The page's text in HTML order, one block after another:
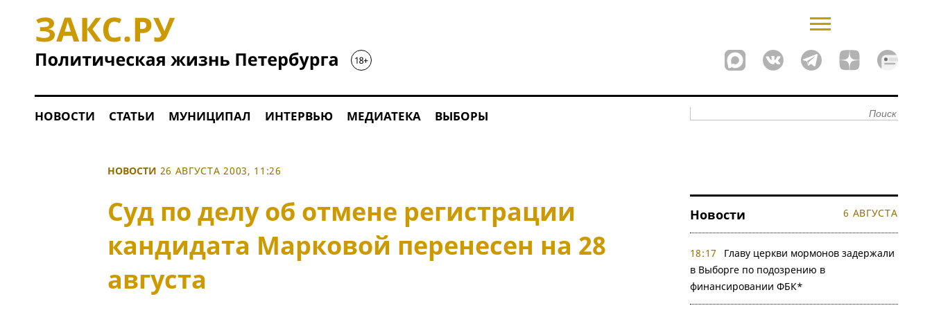
НОВОСТИ СТАТЬИ МУНИЦИПАЛ ИНТЕРВЬЮ МЕДИАТЕКА ВЫБОРЫ
НОВОСТИ 26 АВГУСТА 2003, 11:26
Суд по делу об отмене регистрации
кандидата Марковой перенесен на 28
августа
Новости 6 АВГУСТА
18:17
Главу церкви мормонов задержали
в Выборге по подозрению в
финансировании ФБК*